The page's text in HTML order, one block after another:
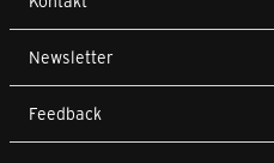
Newsletter
Feedback